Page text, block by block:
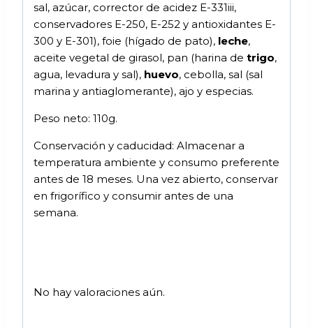
sal, azúcar, corrector de acidez E-331iii,
conservadores E-250, E-252 y antioxidantes E-
300 y E-301), foie (hígado de pato), leche,
aceite vegetal de girasol, pan (harina de trigo,
agua, levadura y sal), huevo, cebolla, sal (sal
marina y antiaglomerante), ajo y especias.
Peso neto: 110g.
Conservación y caducidad: Almacenar a
temperatura ambiente y consumo preferente
antes de 18 meses. Una vez abierto, conservar
en frigorífico y consumir antes de una
semana.
No hay valoraciones aún.